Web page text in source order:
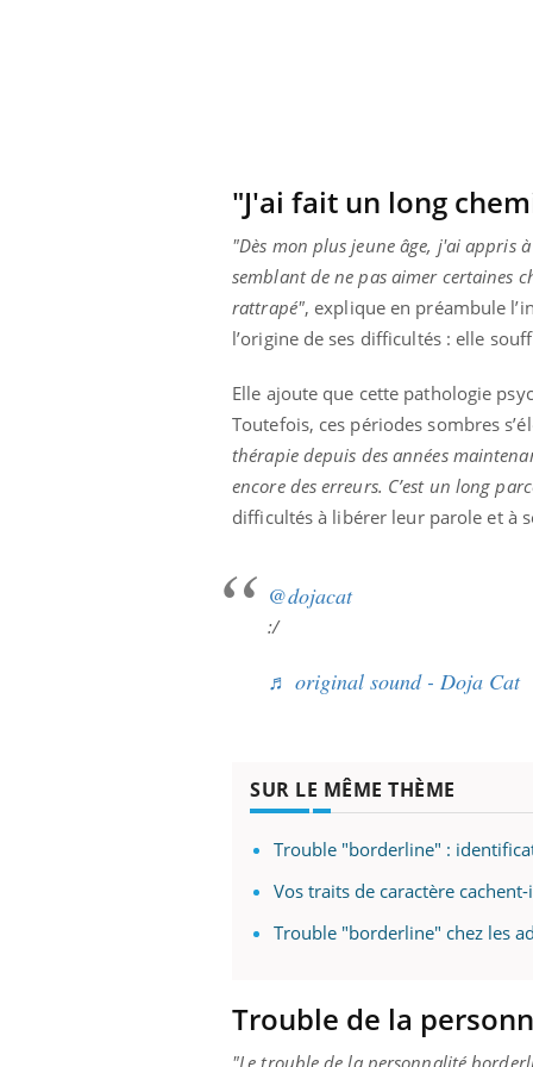
"J'ai fait un long
"Dès mon plus jeune âge, j'ai appris
semblant de ne pas aimer certaines
rattrapé", explique en préambule
l’origine de ses difficultés : elle
Elle ajoute que cette pathologie
Toutefois, ces périodes sombres
thérapie depuis des années
encore des erreurs. C’est un long
difficultés à libérer leur parole et à
@dojacat
:/
♬ original sound - Doja Cat
SUR LE MÊME THÈME
Trouble "borderline" :
Vos traits de caractère
Trouble "borderline" chez les
Trouble de la
"Le trouble de la personnalité